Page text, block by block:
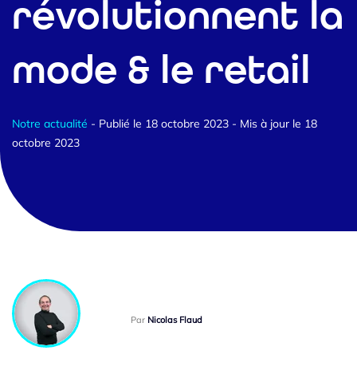
révolutionnent la
mode & le retail
Notre actualité - Publié le 18 octobre 2023 - Mis à jour le 18
octobre 2023
Par Nicolas Flaud